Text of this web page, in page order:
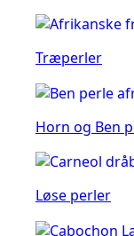
Træperler
Horn og Ben
Løse perler